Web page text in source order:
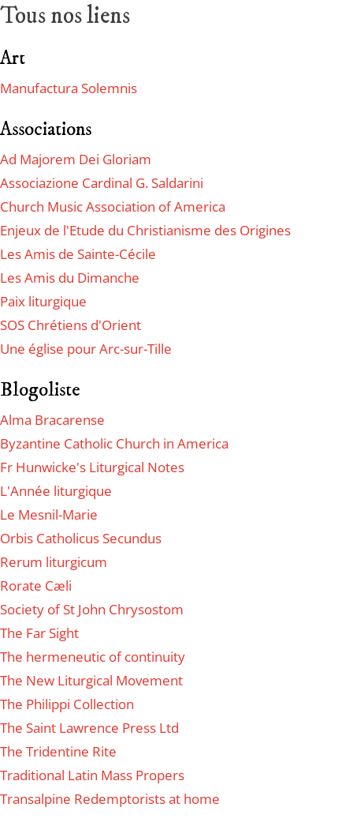
Tous nos liens
Art
Manufactura Solemnis
Associations
Ad Majorem Dei Gloriam
Associazione Cardinal G. Saldarini
Church Music Association of America
Enjeux de l'Etude du Christianisme des Origines
Les Amis de Sainte-Cécile
Les Amis du Dimanche
Paix liturgique
SOS Chrétiens d'Orient
Une église pour Arc-sur-Tille
Blogoliste
Alma Bracarense
Byzantine Catholic Church in America
Fr Hunwicke's Liturgical Notes
L'Année liturgique
Le Mesnil-Marie
Orbis Catholicus Secundus
Rerum liturgicum
Rorate Cæli
Society of St John Chrysostom
The Far Sight
The hermeneutic of continuity
The New Liturgical Movement
The Philippi Collection
The Saint Lawrence Press Ltd
The Tridentine Rite
Traditional Latin Mass Propers
Transalpine Redemptorists at home